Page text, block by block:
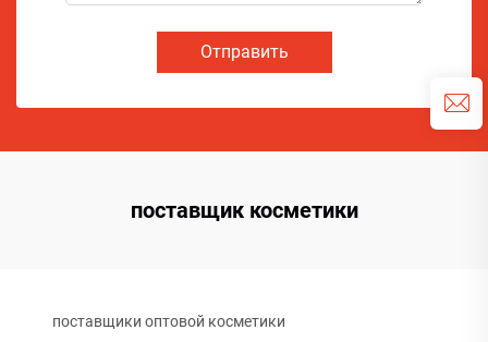
Отправить
поставщик косметики
поставщики оптовой косметики